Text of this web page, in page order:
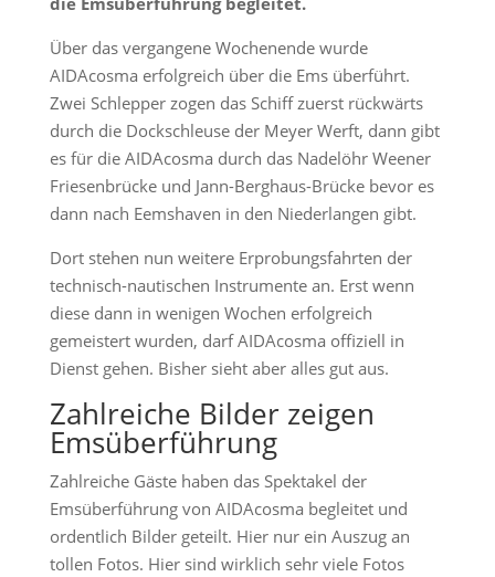
Über das vergangene Wochenende wurde
AIDAcosma erfolgreich über die Ems überführt.
Zwei Schlepper zogen das Schiff zuerst rückwärts
durch die Dockschleuse der Meyer Werft, dann gibt
es für die AIDAcosma durch das Nadelöhr Weener
Friesenbrücke und Jann-Berghaus-Brücke bevor es
dann nach Eemshaven in den Niederlangen gibt.
Dort stehen nun weitere Erprobungsfahrten der
technisch-nautischen Instrumente an. Erst wenn
diese dann in wenigen Wochen erfolgreich
gemeistert wurden, darf AIDAcosma offiziell in
Dienst gehen. Bisher sieht aber alles gut aus.
Zahlreiche Bilder zeigen
Emsüberführung
Zahlreiche Gäste haben das Spektakel der
Emsüberführung von AIDAcosma begleitet und
ordentlich Bilder geteilt. Hier nur ein Auszug an
tollen Fotos. Hier sind wirklich sehr viele Fotos